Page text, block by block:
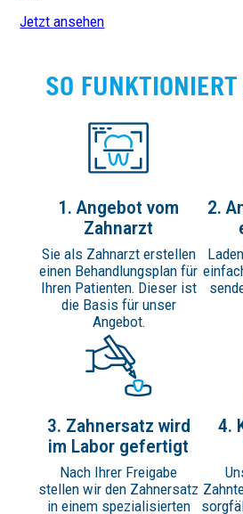
Jetzt ansehen
SO
1. Angebot vom
Zahnarzt
Sie als Zahnarzt erstellen
einen Behandlungsplan für
Ihren Patienten. Dieser ist
die Basis für unser
Angebot.
2.
3. Zahnersatz wird
im Labor gefertigt
Nach Ihrer Freigabe
stellen wir den Zahnersatz
in einem spezialisierten
4.